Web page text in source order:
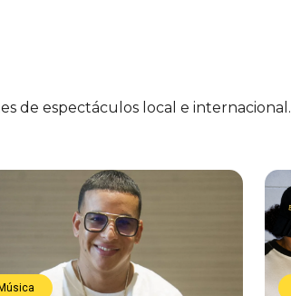
de espectáculos local e internacional.
Música